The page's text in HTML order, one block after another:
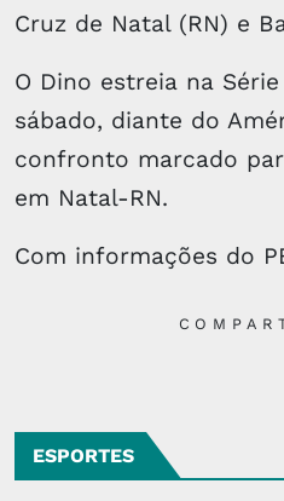
Cruz de Natal (RN) e
O Dino estreia na
sábado, diante do
confronto marcado
em Natal-RN.
Com informações do
ESPORTES